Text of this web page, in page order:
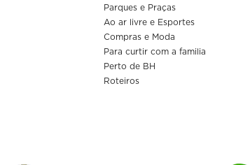
Parques e Praças
Ao ar livre e Esportes
Compras e Moda
Para curtir com a familia
Perto de BH
Roteiros